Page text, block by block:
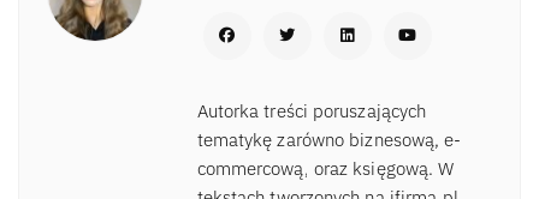
Autorka treści poruszających
tematykę zarówno biznesową, e-
commercową, oraz księgową. W